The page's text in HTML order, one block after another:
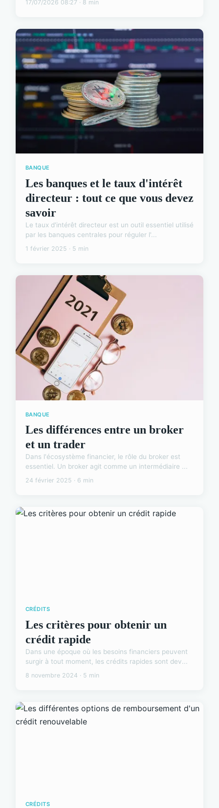
17/07/2026 08:27 · 8 min
BANQUE
Les banques et le taux d'intérêt
directeur : tout ce que vous devez
savoir
Le taux d'intérêt directeur est un outil essentiel utilisé
par les banques centrales pour réguler l'...
1 février 2025 · 5 min
BANQUE
Les différences entre un broker
et un trader
Dans l'écosystème financier, le rôle du broker est
essentiel. Un broker agit comme un intermédiaire ...
24 février 2025 · 6 min
CRÉDITS
Les critères pour obtenir un
crédit rapide
Dans une époque où les besoins financiers peuvent
surgir à tout moment, les crédits rapides sont dev...
8 novembre 2024 · 5 min
CRÉDITS